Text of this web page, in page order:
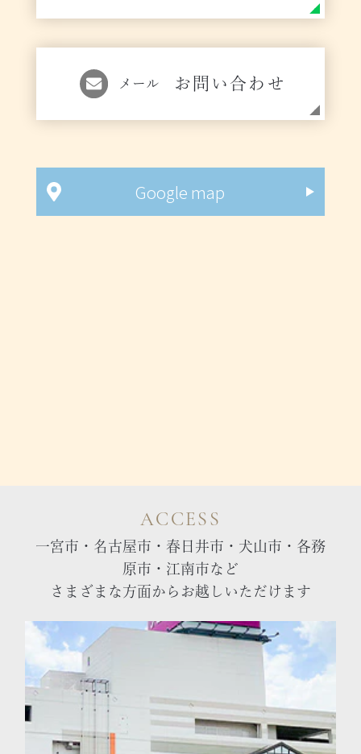
メール お問い合わせ
Google map
ACCESS
一宮市・名古屋市・春日井市・犬山市・各務
原市・江南市など
さまざまな方面からお越しいただけます